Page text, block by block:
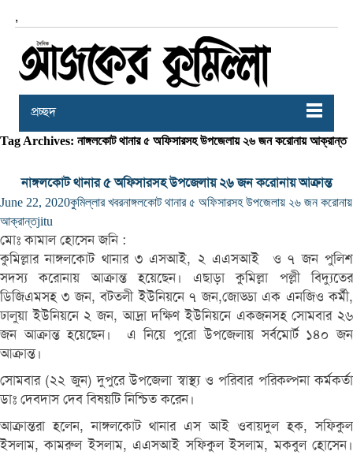
,
প্রচ্ছদ
Tag Archives: নাঙ্গলকোট থানার ৫ অফিসারসহ উপজেলায় ২৬ জন করোনায় আক্রান্ত
নাঙ্গলকোট থানার ৫ অফিসারসহ উপজেলায় ২৬ জন করোনায় আক্রান্ত
June 22, 2020কুমিল্লার খবরনাঙ্গলকোট থানার ৫ অফিসারসহ উপজেলায় ২৬ জন করোনায়
আক্রান্তjitu
মোঃ কামাল হোসেন জনি :
কুমিল্লার নাঙ্গলকোট থানার ৩ এসআই, ২ এএসআই ও ৭ জন পুলিশ
সদস্য করোনায় আক্রান্ত হয়েছেন। এছাড়া কুমিল্লা পল্লী বিদ্যুতের
ডিজিএমসহ ৩ জন, বটতলী ইউনিয়নে ৭ জন,জোড্ডা এক এনজিও কর্মী,
ঢালুয়া ইউনিয়নে ২ জন, আদ্রা দক্ষিণ ইউনিয়নে একজনসহ সোমবার ২৬
জন আক্রান্ত হয়েছেন। এ নিয়ে পুরো উপজেলায় সর্বমোর্ট ১৪০ জন
আক্রান্ত।
সোমবার (২২ জুন) দুপুরে উপজেলা স্বাস্থ্য ও পরিবার পরিকল্পনা কর্মকর্তা
ডাঃ দেবদাস দেব বিষয়টি নিশ্চিত করেন।
আক্রান্তরা হলেন, নাঙ্গলকোট থানার এস আই ওবায়দুল হক, সফিকুল
ইসলাম, কামরুল ইসলাম, এএসআই সফিকুল ইসলাম, মকবুল হোসেন।